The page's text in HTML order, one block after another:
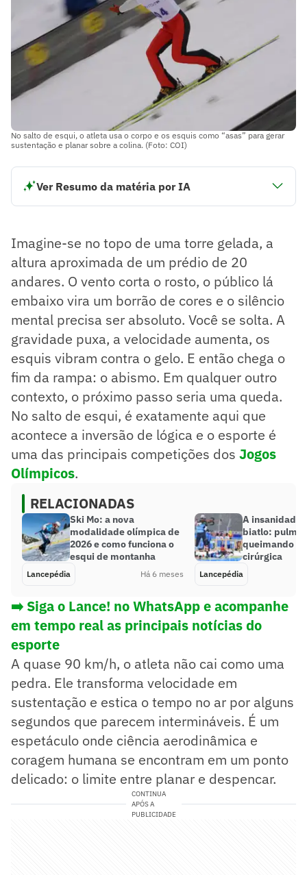
No salto de esqui, o atleta usa o corpo e os esquis como “asas” para gerar
sustentação e planar sobre a colina. (Foto: COI)
Ver Resumo da matéria por IA
criando sustentação e permitindo maior tempo de voo.
O salto é uma combinação de controle técnico e ousadia,
premiando a distância e a ilusão de voo perfeito.
Resumo supervisionado pelo jornalista!
Imagine-se no topo de uma torre gelada, a
altura aproximada de um prédio de 20
andares. O vento corta o rosto, o público lá
embaixo vira um borrão de cores e o silêncio
mental precisa ser absoluto. Você se solta. A
gravidade puxa, a velocidade aumenta, os
esquis vibram contra o gelo. E então chega o
fim da rampa: o abismo. Em qualquer outro
contexto, o próximo passo seria uma queda.
No salto de esqui, é exatamente aqui que
acontece a inversão de lógica e o esporte é
uma das principais competições dos Jogos
Olímpicos.
RELACIONADAS
Ski Mo: a nova
modalidade olímpica de
2026 e como funciona o
esqui de montanha
Lancepédia Há 6 meses
A insanidade
biatlo:
queimando e
cirúrgica
Lancepédia
➡️ Siga o Lance! no WhatsApp e acompanhe
em tempo real as principais notícias do
esporte
A quase 90 km/h, o atleta não cai como uma
pedra. Ele transforma velocidade em
sustentação e estica o tempo no ar por alguns
segundos que parecem intermináveis. É um
espetáculo onde ciência aerodinâmica e
coragem humana se encontram em um ponto
delicado: o limite entre planar e despencar.
CONTINUA
APÓS A
PUBLICIDADE